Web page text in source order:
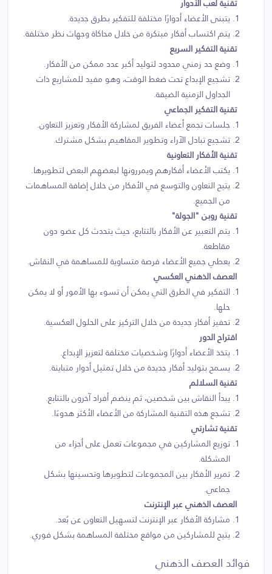
يتبنى الأعضاء أدوارًا مختلفة للتفكير بطرق جديدة.
يتم اكتساب أفكار مبتكرة من خلال محاكاة وجهات نظر مختلفة.
تقنية التفكير السريع
وضع حد زمني محدود لتوليد أكبر عدد ممكن من الأفكار.
تشجيع الإبداع تحت ضغط الوقت، وهو مفيد للمشاريع ذات
الجداول الزمنية الضيقة.
تقنية التفكير الجماعي
جلسات تجمع أعضاء الفريق لمشاركة الأفكار وتعزيز التعاون.
تشجيع تبادل الآراء وتطوير المفاهيم بشكل مشترك.
تقنية الأفكار التعاونية
يكتب الأعضاء أفكارهم ويمررونها لبعضهم البعض لتطويرها.
يتيح التعاون والتوسع في الأفكار من خلال إضافة المساهمات
من الجميع.
تقنية روبن "الجولة"
يتم التعبير عن الأفكار بالتتابع، حيث يتحدث كل عضو دون
مقاطعة.
يعطي جميع الأعضاء فرصة متساوية للمساهمة في النقاش.
العصف الذهني العكسي
التفكير في الطرق التي يمكن أن تسوء بها الأمور أو لا يمكن
حلها.
تحفيز أفكار جديدة من خلال التركيز على الحلول العكسية.
اقتراح الدور
يتخذ الأعضاء أدوارًا وشخصيات مختلفة لتعزيز الإبداع.
يسمح بتوليد أفكار جديدة من خلال تمثيل أدوار متباينة.
تقنية السلالم
يبدأ النقاش بين شخصين، ثم ينضم أفراد آخرون بالتتابع.
تشجع هذه التقنية المشاركة من الأعضاء الأكثر هدوءًا.
تقنية تشارتي
توزيع المشاركين في مجموعات تعمل على أجزاء من
المشكلة.
تمرير الأفكار بين المجموعات لتطويرها وتحسينها بشكل
جماعي.
العصف الذهني عبر الإنترنت
مشاركة الأفكار عبر الإنترنت لتسهيل التعاون عن بُعد.
يتيح للمشاركين من مواقع مختلفة المساهمة بشكل فوري.
فوائد العصف الذهني